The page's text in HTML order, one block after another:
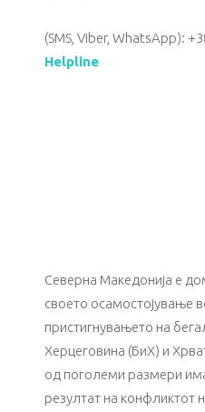
(SMS, Viber, WhatsApp):
Helpline
Северна Македонија е
своето осамостојување
пристигнувањето на
Херцеговина (БиХ) и
од поголеми размери
резултат на конфликтот